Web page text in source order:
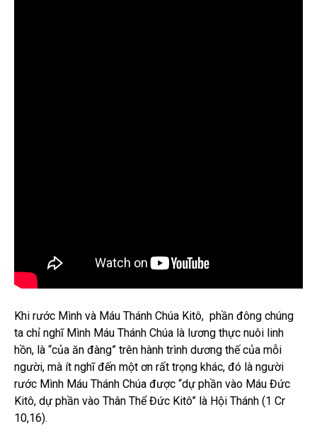
Khi rước Mình và Máu Thánh Chúa Kitô, phần đông chúng
ta chỉ nghĩ Mình Máu Thánh Chúa là lương thực nuôi linh
hồn, là “của ăn đàng” trên hành trình dương thế của mỗi
người, mà ít nghĩ đến một ơn rất trọng khác, đó là người
rước Mình Máu Thánh Chúa được “dự phần vào Máu Đức
Kitô, dự phần vào Thân Thể Đức Kitô” là Hội Thánh (1 Cr
10,16).